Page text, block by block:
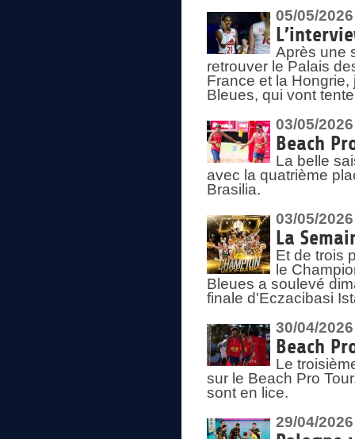
05/05/2026
Après une
retrouver le Palais
France et la Hongrie,
Bleues, qui vont
03/05/2026
Beach
La belle
avec la quatrième
Brasilia.
03/05/2026
La
Et de trois
le
Bleues a soulevé
finale d'Eczacibasi
30/04/2026
Beach
Le
sur le Beach Pro
sont en lice.
29/04/2026